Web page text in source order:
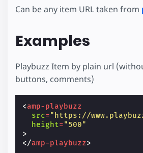
Can be any item URL taken from
Examples
Playbuzz Item by plain url
buttons, comments)
<amp-playbuzz
src="https://
height="500"
>
</amp-playbuzz>